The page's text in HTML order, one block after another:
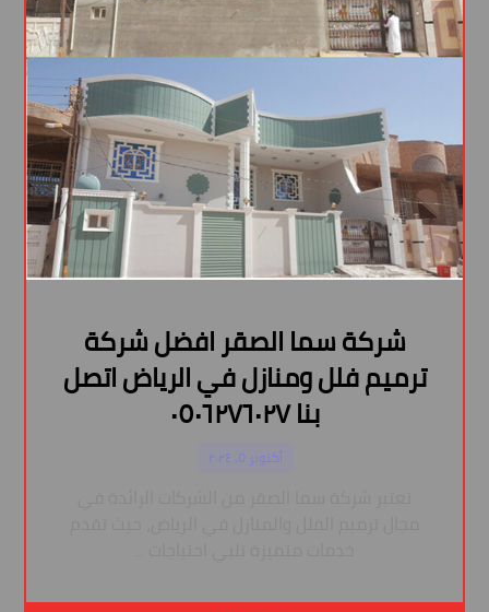
شركة سما الصقر افضل شركة
ترميم فلل ومنازل في الرياض اتصل
بنا ٠٥٠٦٢٧٦٠٢٧
أكتوبر ٥, ٢٠٢٤